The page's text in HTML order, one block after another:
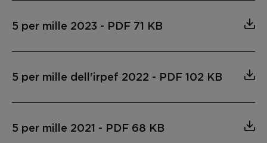
5 per mille 2023 - PDF 71 KB
5 per mille dell'irpef 2022 - PDF 102 KB
5 per mille 2021 - PDF 68 KB